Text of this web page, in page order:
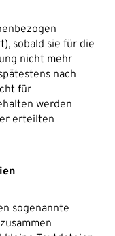
sobald sie für die
nicht mehr
nach
für
werden
erteilten
sogenannte